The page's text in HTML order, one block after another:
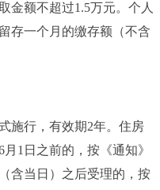
金额不超过1.5万元。个人
存一个月的缴存额（不含
施行，有效期2年。住房
1日之前的，按《通知》
含当日）之后受理的，按